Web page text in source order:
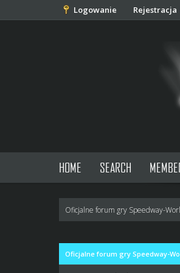
Logowanie Rejestracja
HOME SEARCH
Oficjalne forum gry Speedway-
Oficjalne forum gry Speedway-